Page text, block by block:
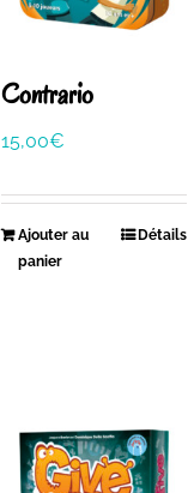
Contrario
15,00€
Ajouter au
panier
Détails